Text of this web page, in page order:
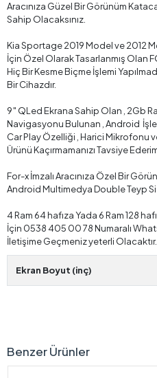
Aracınıza Güzel Bir Görünüm
Sahip Olacaksınız.
Kia Sportage 2019 Model ve 2012
İçin Özel Olarak Tasarlanmış Olan
Hiç Bir Kesme Biçme İşlemi
Bir Cihazdır.
9″ QLed Ekrana Sahip Olan , 2Gb
Navigasyonu Bulunan , Android
Car Play Özelliği , Harici Mikrofonu
Ürünü Kaçırmamanızı Tavsiye
For-x İmzalı Aracınıza Özel Bir
Android Multimedya Double Teyp
4 Ram 64 hafıza Yada 6 Ram 128
İçin 0538 405 00 78 Numaralı
İletişime Geçmeniz yeterli Olacaktır.
Ekran Boyut (inç)
Benzer Ürünler